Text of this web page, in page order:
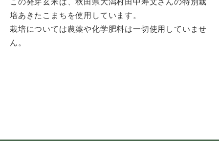
培あきたこまちを使用しています。
栽培については農薬や化学肥料は一切使用していませ
ん。